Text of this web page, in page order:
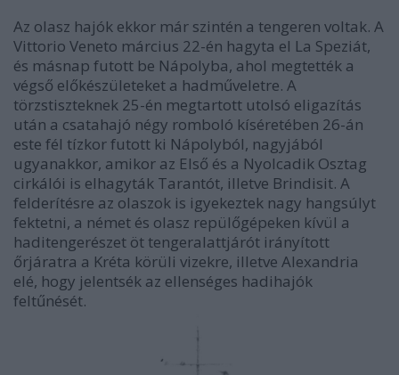
Az olasz hajók ekkor már szintén a tengeren voltak. A
Vittorio Veneto március 22-én hagyta el La Speziát,
és másnap futott be Nápolyba, ahol megtették a
végső előkészületeket a hadműveletre. A
törzstiszteknek 25-én megtartott utolsó eligazítás
után a csatahajó négy romboló kíséretében 26-án
este fél tízkor futott ki Nápolyból, nagyjából
ugyanakkor, amikor az Első és a Nyolcadik Osztag
cirkálói is elhagyták Tarantót, illetve Brindisit. A
felderítésre az olaszok is igyekeztek nagy hangsúlyt
fektetni, a német és olasz repülőgépeken kívül a
haditengerészet öt tengeralattjárót irányított
őrjáratra a Kréta körüli vizekre, illetve Alexandria
elé, hogy jelentsék az ellenséges hadihajók
feltűnését.